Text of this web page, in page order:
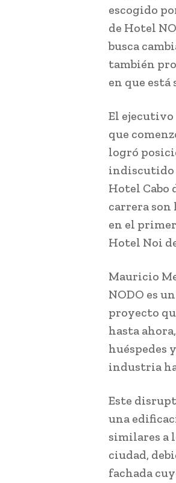
escogido
de Hotel
busca
también
en que
El ejecutivo
que
logró
indiscutido
Hotel Cabo
carrera son
en el
Hotel Noi
Mauricio
NODO es
proyecto
hasta
huéspedes
industria
Este
una
similares a
ciudad,
fachada